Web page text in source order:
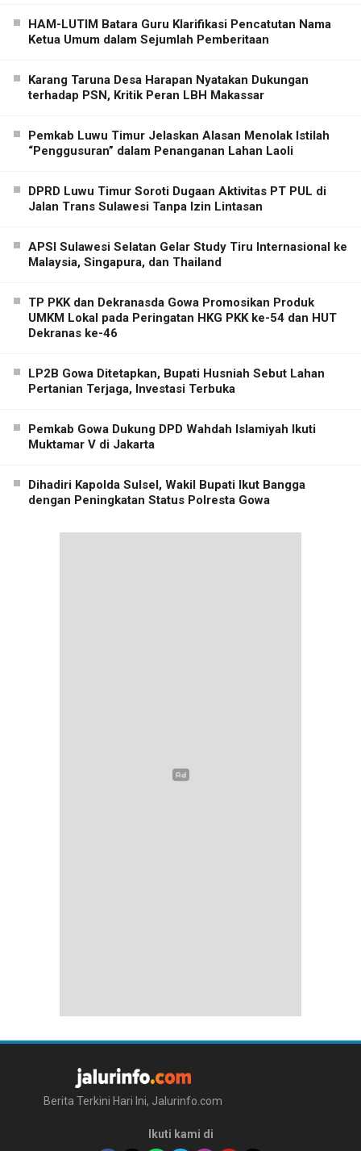
HAM-LUTIM Batara Guru Klarifikasi Pencatutan Nama
Ketua Umum dalam Sejumlah Pemberitaan
Karang Taruna Desa Harapan Nyatakan Dukungan
terhadap PSN, Kritik Peran LBH Makassar
Pemkab Luwu Timur Jelaskan Alasan Menolak Istilah
“Penggusuran” dalam Penanganan Lahan Laoli
DPRD Luwu Timur Soroti Dugaan Aktivitas PT PUL di
Jalan Trans Sulawesi Tanpa Izin Lintasan
APSI Sulawesi Selatan Gelar Study Tiru Internasional ke
Malaysia, Singapura, dan Thailand
TP PKK dan Dekranasda Gowa Promosikan Produk
UMKM Lokal pada Peringatan HKG PKK ke-54 dan HUT
Dekranas ke-46
LP2B Gowa Ditetapkan, Bupati Husniah Sebut Lahan
Pertanian Terjaga, Investasi Terbuka
Pemkab Gowa Dukung DPD Wahdah Islamiyah Ikuti
Muktamar V di Jakarta
Dihadiri Kapolda Sulsel, Wakil Bupati Ikut Bangga
dengan Peningkatan Status Polresta Gowa
Berita Terkini Hari Ini, Jalurinfo.com
Ikuti kami di